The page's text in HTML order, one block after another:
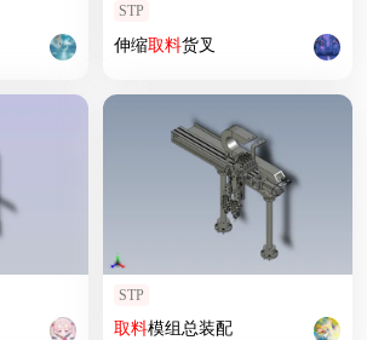
STP
伸缩取料货叉
STP
取料模组总装配